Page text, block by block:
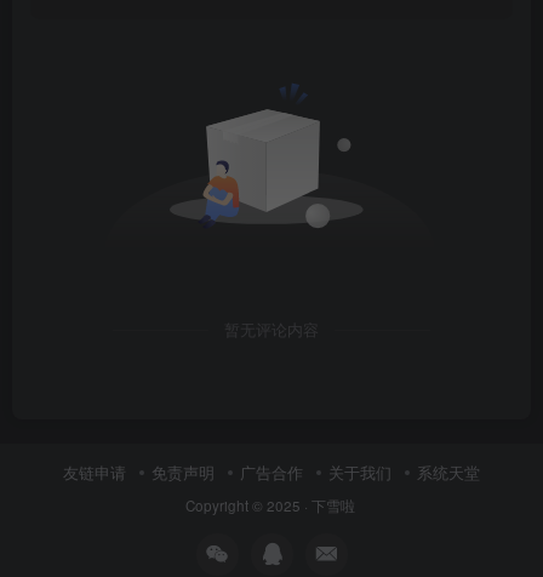
暂无评论内容
友链申请 免责声明 广告合作 关于我们 系统天堂
Copyright © 2025 · 下雪啦